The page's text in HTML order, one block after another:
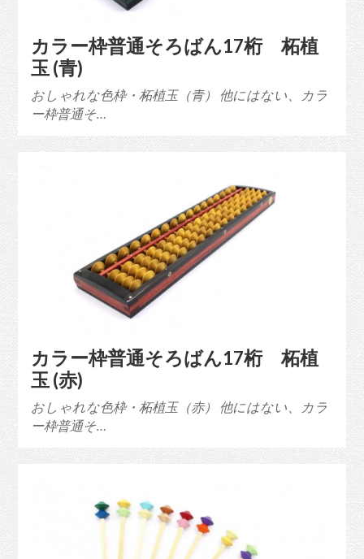
カラー枠普通そろばん17桁 柘植
玉 (青)
おしゃれな色枠・柘植玉（青） 他にはない、カラ
ー枠普通そ…
カラー枠普通そろばん17桁 柘植
玉 (赤)
おしゃれな色枠・柘植玉（赤） 他にはない、カラ
ー枠普通そ…